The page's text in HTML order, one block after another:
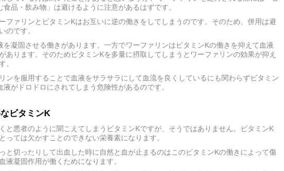
食品・飲み物」は避けるように注意があるはずです。
ファリンとビタミンKはお互いに逆の働きをしてしまうのです。そのため、併用は避
のです。
を凝固させる働きがあります。一方でワーファリンはビタミンKの働きを抑えて血液
あります。そのためビタミンKを多量に摂取してしまうとワーファリンの効果が抑え
。
ンを服用することで血液をサラサラにして血流を良くしているにも関わらずビタミン
液がドロドロにされてしまう危険性があるのです。
ビタミンK
と悪者のように聞こえてしまうビタミンKですが、そうではありません。ビタミンK
っては欠かすことのできない栄養素になります。
と切ったりして出血した時に自然と血が止まるのはこのビタミンKの働きによって傷
液凝固作用が働くためになります。